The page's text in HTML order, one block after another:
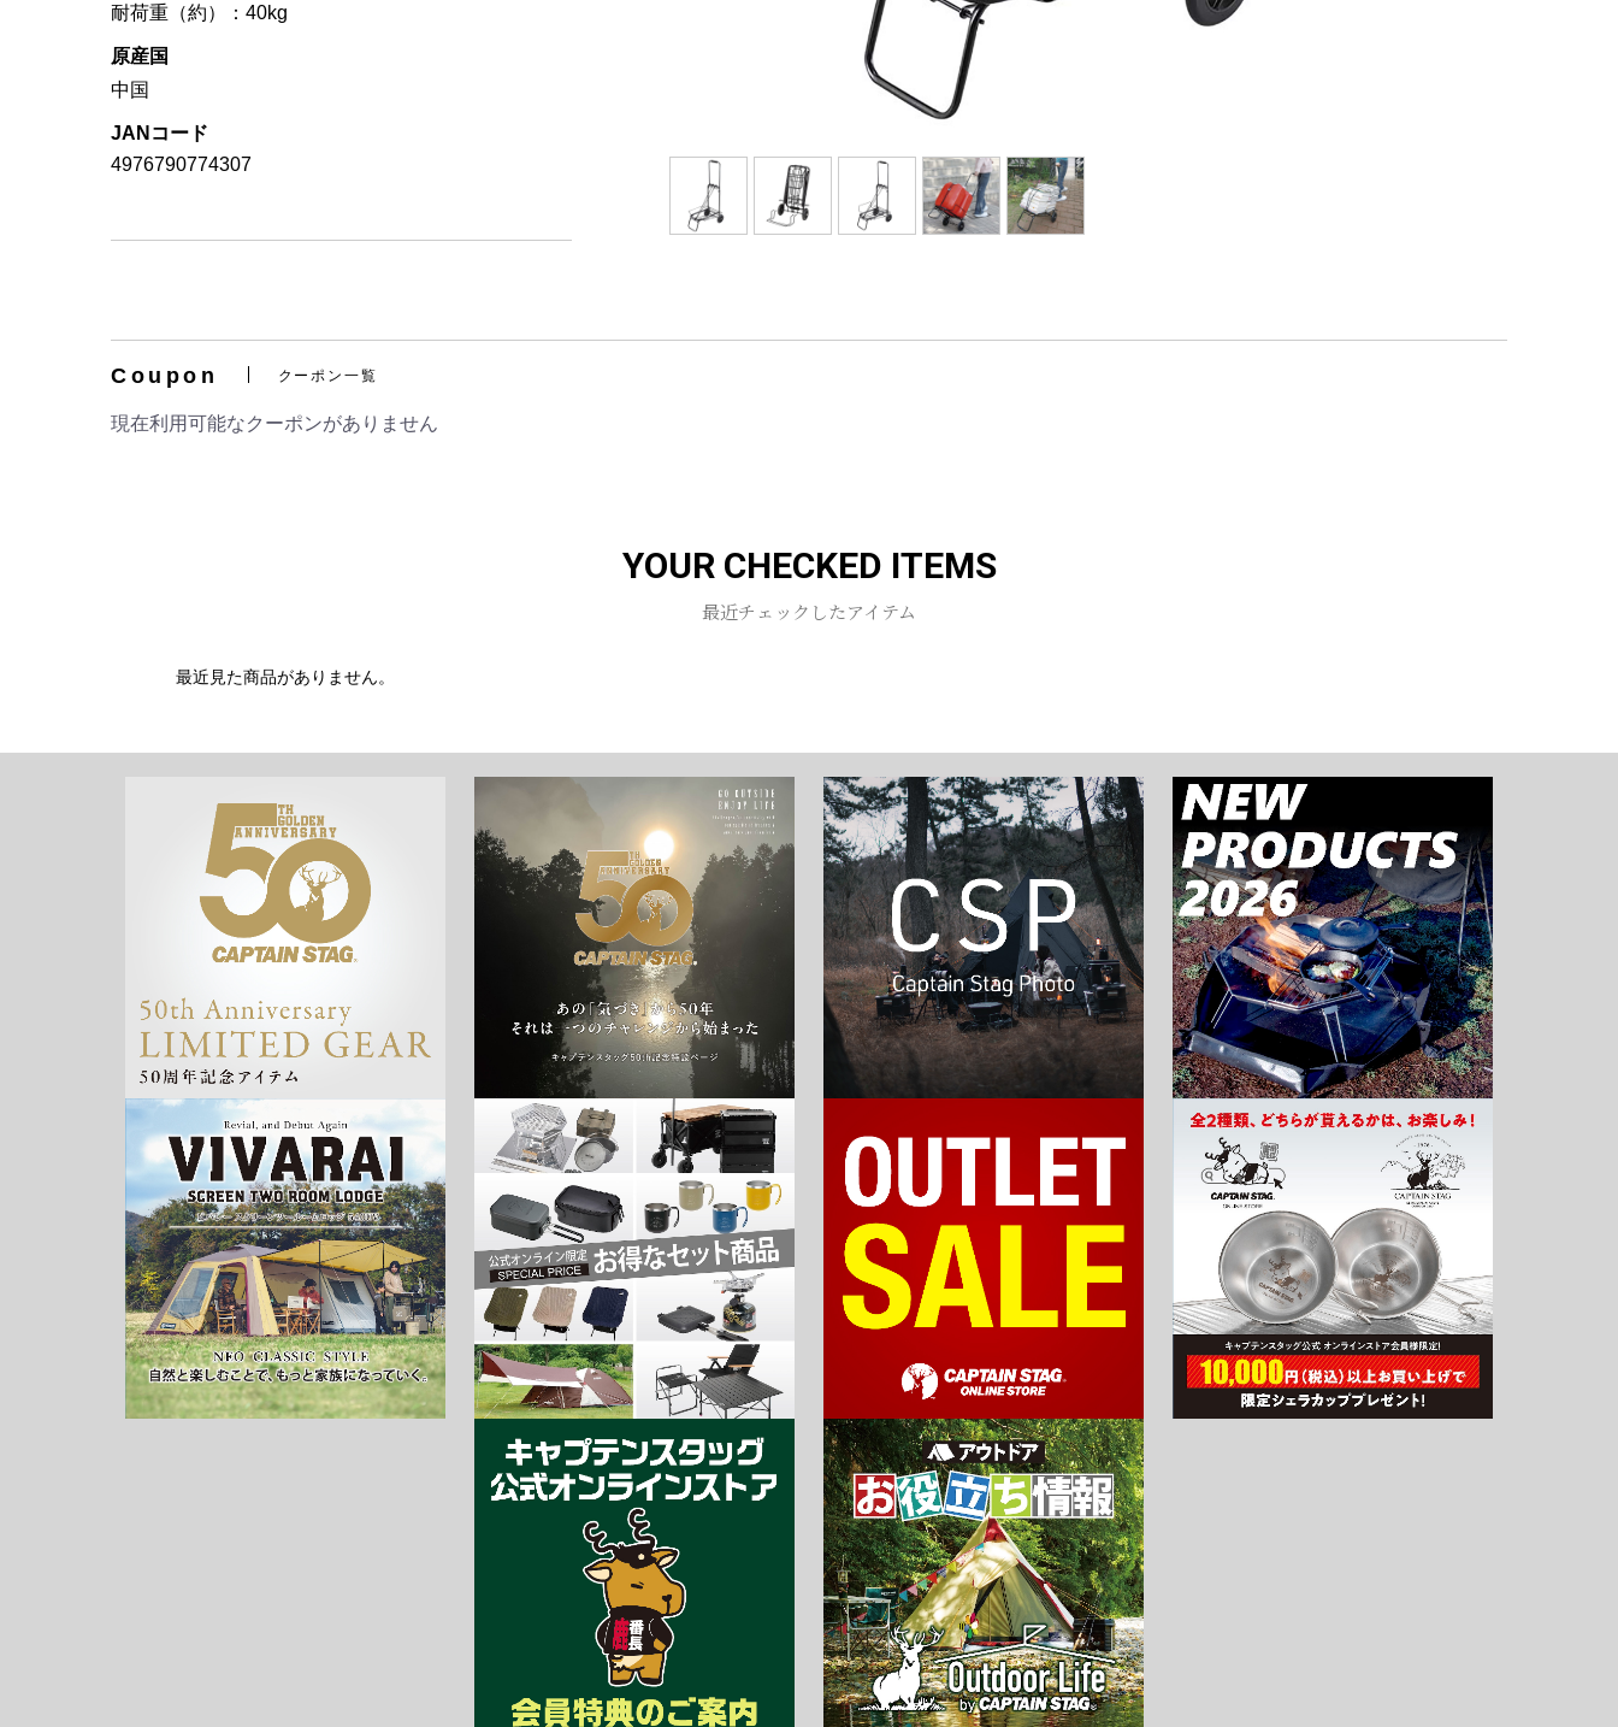
耐荷重（約）：40kg
原産国
中国
JANコード
4976790774307
Coupon クーポン一覧
現在利用可能なクーポンがありません
YOUR CHECKED ITEMS
最近チェックしたアイテム
最近見た商品がありません。